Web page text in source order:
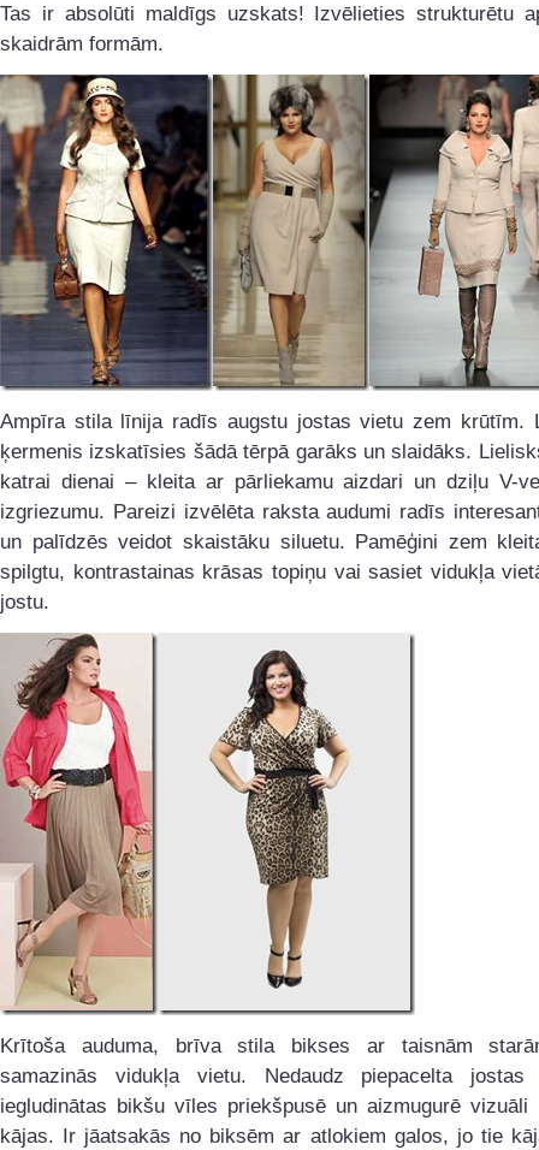
Tas ir absolūti maldīgs uzskats! Izvēlieties strukturētu
skaidrām formām.
Ampīra stila līnija radīs augstu jostas vietu zem krūtīm.
ķermenis izskatīsies šādā tērpā garāks un slaidāks.
katrai dienai – kleita ar pārliekamu aizdari un dziļu V-
izgriezumu. Pareizi izvēlēta raksta audumi radīs
un palīdzēs veidot skaistāku siluetu. Pamēģini zem
spilgtu, kontrastainas krāsas topiņu vai sasiet vidukļa
jostu.
Krītoša auduma, brīva stila bikses ar taisnām
samazinās vidukļa vietu. Nedaudz piepacelta
iegludinātas bikšu vīles priekšpusē un aizmugurē vizuāli
kājas. Ir jāatsakās no biksēm ar atlokiem galos, jo tie